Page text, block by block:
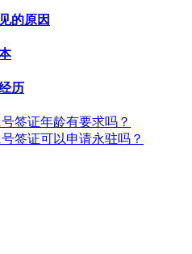
的原因
历
签证年龄有要求吗？
签证可以申请永驻吗？